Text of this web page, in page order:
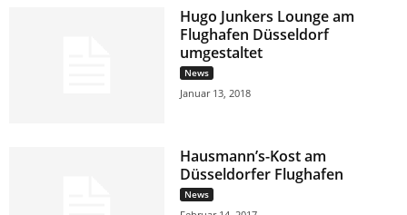
Hugo Junkers Lounge am
Flughafen Düsseldorf
umgestaltet
News
Januar 13, 2018
Hausmann’s-Kost am
Düsseldorfer Flughafen
News